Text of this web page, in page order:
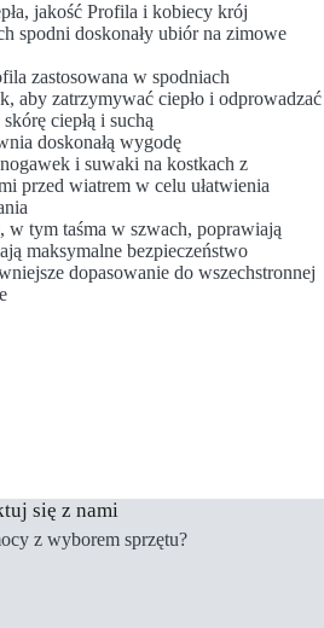
jakość Profila i kobiecy krój
spodni doskonały ubiór na zimowe
zastosowana w spodniach
aby zatrzymywać ciepło i odprowadzać
ciepłą i suchą
doskonałą wygodę
i suwaki na kostkach z
przed wiatrem w celu ułatwienia
w tym taśma w szwach, poprawiają
maksymalne bezpieczeństwo
dopasowanie do wszechstronnej
się z nami
z wyborem sprzętu?